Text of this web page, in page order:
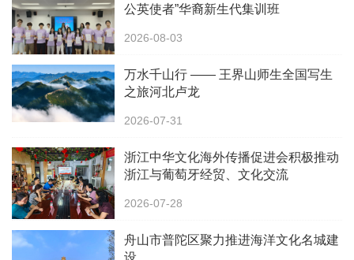
公英使者”华裔新生代集训班
2026-08-03
万水千山行 —— 王界山师生全国写生
之旅河北卢龙
2026-07-31
浙江中华文化海外传播促进会积极推动
浙江与葡萄牙经贸、文化交流
2026-07-28
舟山市普陀区聚力推进海洋文化名城建
设